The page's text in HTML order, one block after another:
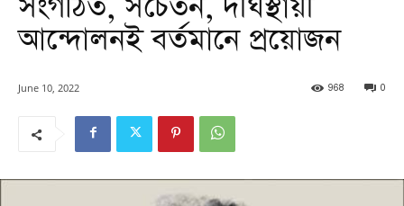
আন্দোলনই বর্তমানে প্রয়োজন
June 10, 2022 0
968